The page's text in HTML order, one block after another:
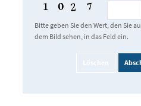
Bitte geben Sie den Wert, den Sie
dem Bild sehen, in das Feld ein.